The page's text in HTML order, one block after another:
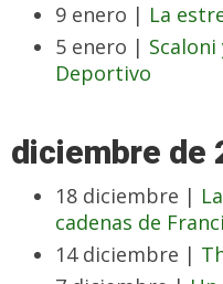
9 enero | La
5 enero |
Deportivo
diciembre de
18 diciembre |
cadenas de
14 diciembre |